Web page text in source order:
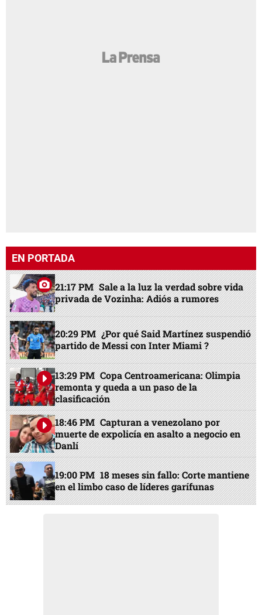
EN PORTADA
21:17 PM Sale a la luz la verdad sobre vida
privada de Vozinha: Adiós a rumores
20:29 PM ¿Por qué Said Martínez suspendió
partido de Messi con Inter Miami ?
13:29 PM Copa Centroamericana: Olimpia
remonta y queda a un paso de la
clasificación
18:46 PM Capturan a venezolano por
muerte de expolicía en asalto a negocio en
Danlí
19:00 PM 18 meses sin fallo: Corte mantiene
en el limbo caso de líderes garífunas